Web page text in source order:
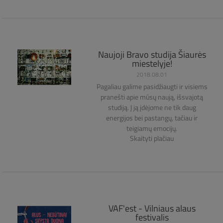
Naujoji Bravo studija Šiaurės
miestelyje!
2018.08.01
Pagaliau galime pasidžiaugti ir visiems
pranešti apie mūsų naują, išsvajotą
studiją. Į ją įdėjome ne tik daug
energijos bei pastangų, tačiau ir
teigiamų emocijų.
Skaityti plačiau
VAF'est - Vilniaus alaus
festivalis